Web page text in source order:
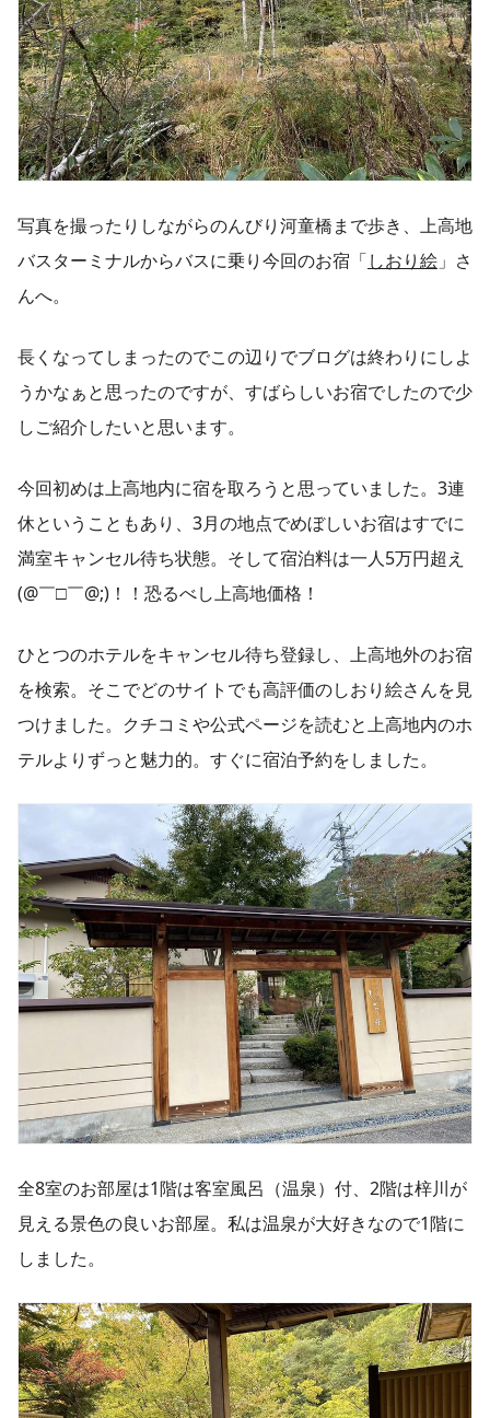
写真を撮ったりしながらのんびり河童橋まで歩き、上高地
バスターミナルからバスに乗り今回のお宿「しおり絵 」さ
んへ。
長くなってしまったのでこの辺りでブログは終わりにしよ
うかなぁと思ったのですが、すばらしいお宿でしたので少
しご紹介したいと思います。
今回初めは上高地内に宿を取ろうと思っていました。3連
休ということもあり、3月の地点でめぼしいお宿はすでに
満室キャンセル待ち状態。そして宿泊料は一人5万円超え
(@￣□￣@;)！！恐るべし上高地価格！
ひとつのホテルをキャンセル待ち登録し、上高地外のお宿
を検索。そこでどのサイトでも高評価のしおり絵さんを見
つけました。クチコミや公式ページを読むと上高地内のホ
テルよりずっと魅力的。すぐに宿泊予約をしました。
全8室のお部屋は1階は客室風呂（温泉）付、2階は梓川が
見える景色の良いお部屋。私は温泉が大好きなので1階に
しました。